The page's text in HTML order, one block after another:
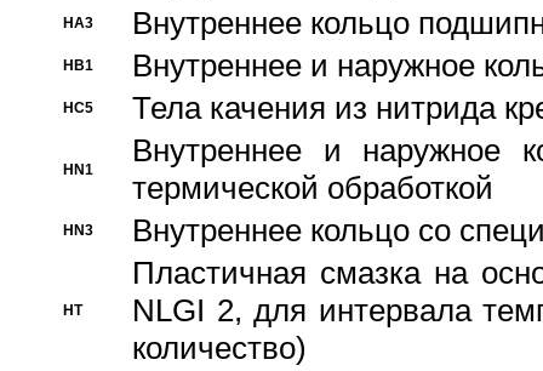
HA3 Bнутреннее кольцо
HB1 Bнутреннее и наружное
HC5 Тела качения из нитрида
HN1
Bнутреннее и наружное
термической обработкой
HN3 Внутреннее кольцо со
HT
Пластичная смазка на
NLGI 2, для интервала
количество)